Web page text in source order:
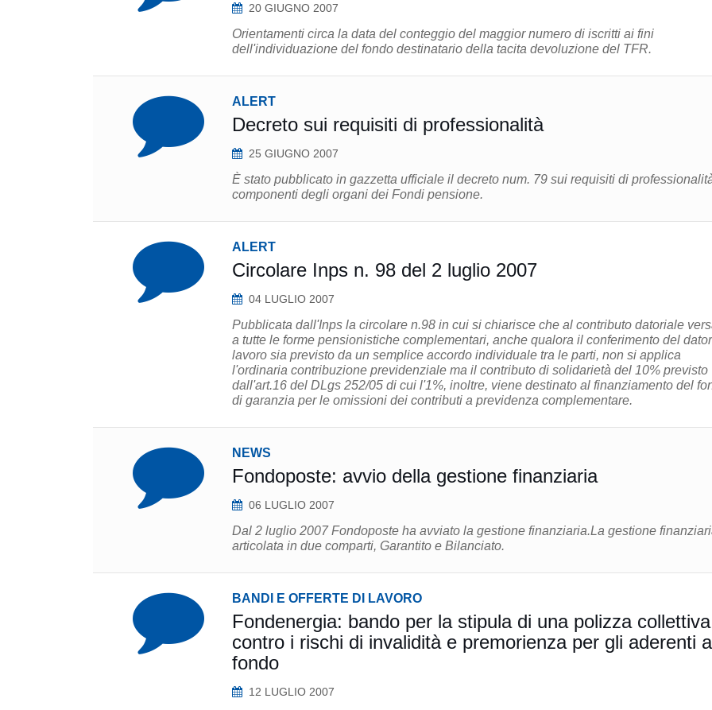
20 GIUGNO 2007
Orientamenti circa la data del conteggio del maggior numero di iscritti ai fini
dell'individuazione del fondo destinatario della tacita devoluzione del TFR.
ALERT
Decreto sui requisiti di professionalità
25 GIUGNO 2007
È stato pubblicato in gazzetta ufficiale il decreto num. 79 sui requisiti di
componenti degli organi dei Fondi pensione.
ALERT
Circolare Inps n. 98 del 2 luglio 2007
04 LUGLIO 2007
Pubblicata dall'Inps la circolare n.98 in cui si chiarisce che al contributo datoriale
a tutte le forme pensionistiche complementari, anche qualora il conferimento del
lavoro sia previsto da un semplice accordo individuale tra le parti, non si applica
l'ordinaria contribuzione previdenziale ma il contributo di solidarietà del 10% previsto
dall'art.16 del DLgs 252/05 di cui l'1%, inoltre, viene destinato al finanziamento del
di garanzia per le omissioni dei contributi a previdenza complementare.
NEWS
Fondoposte: avvio della gestione finanziaria
06 LUGLIO 2007
Dal 2 luglio 2007 Fondoposte ha avviato la gestione finanziaria.La gestione
articolata in due comparti, Garantito e Bilanciato.
BANDI E OFFERTE DI LAVORO
Fondenergia: bando per la stipula di una polizza collettiva
contro i rischi di invalidità e premorienza per gli aderenti
fondo
12 LUGLIO 2007